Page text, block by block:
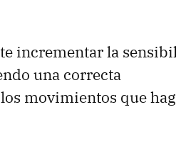
incrementar la
una correcta
movimientos que